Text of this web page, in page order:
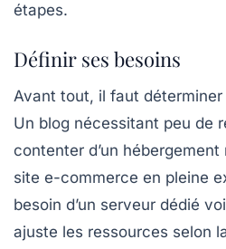
étapes.
Définir ses besoins
Avant tout, il faut déterminer
Un blog nécessitant peu de
contenter d’un hébergement
site e-commerce en pleine
besoin d’un serveur dédié
ajuste les ressources selon